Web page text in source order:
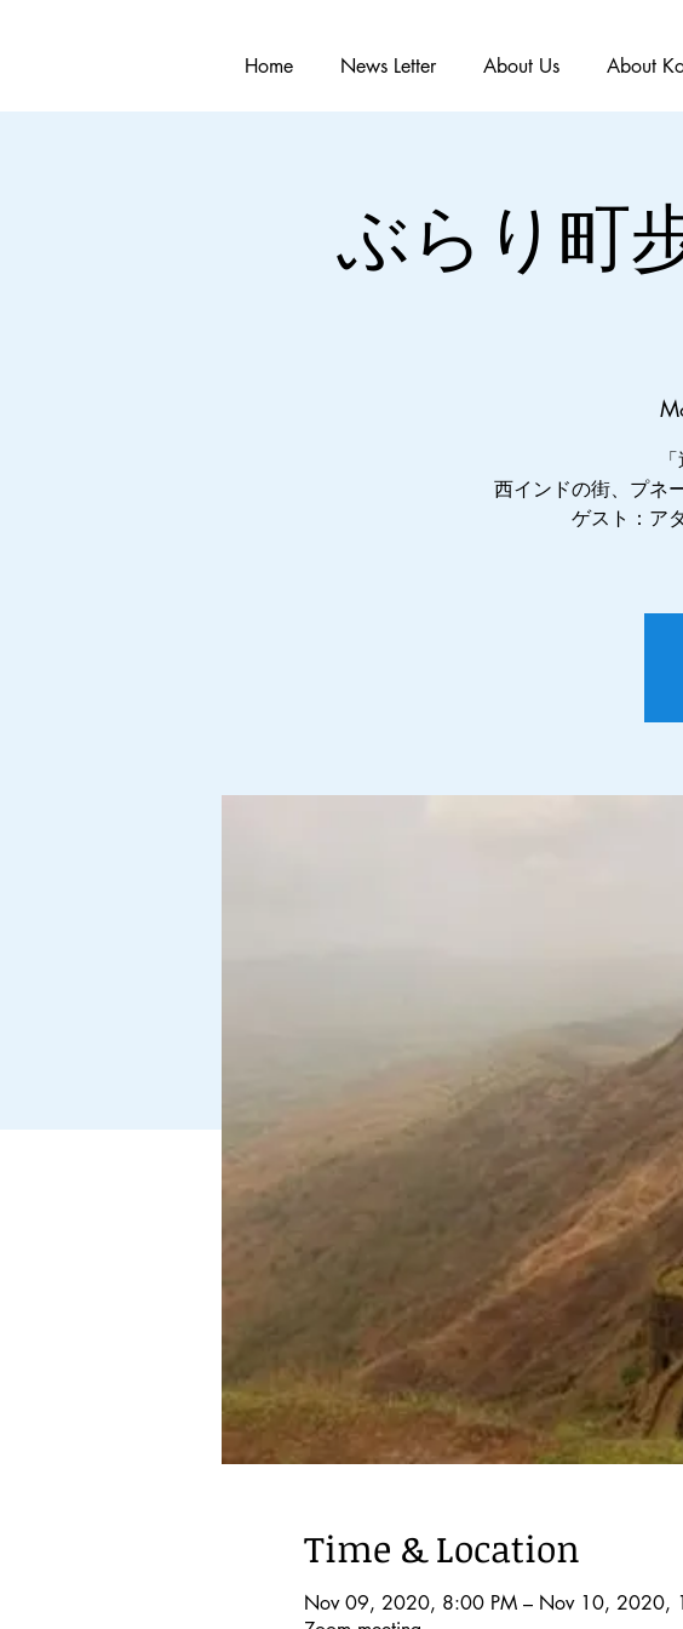
Home News Letter About Us About
ぶらり町
西インドの街、プネ
ゲスト：ア
Time & Location
Nov 09, 2020, 8:00 PM – Nov 10, 2020,